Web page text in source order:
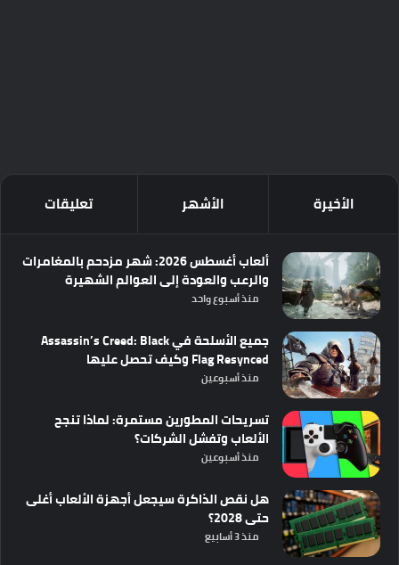
الأخيرة الأشهر تعليقات
ألعاب أغسطس 2026: شهر مزدحم بالمغامرات
والرعب والعودة إلى العوالم الشهيرة
منذ أسبوع واحد
جميع الأسلحة في Assassin’s Creed: Black
Flag Resynced وكيف تحصل عليها
منذ أسبوعين
تسريحات المطورين مستمرة: لماذا تنجح
الألعاب وتفشل الشركات؟
منذ أسبوعين
هل نقص الذاكرة سيجعل أجهزة الألعاب أغلى
حتى 2028؟
منذ 3 أسابيع